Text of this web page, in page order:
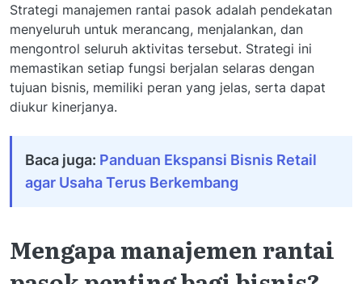
Strategi manajemen rantai pasok adalah pendekatan
menyeluruh untuk merancang, menjalankan, dan
mengontrol seluruh aktivitas tersebut. Strategi ini
memastikan setiap fungsi berjalan selaras dengan
tujuan bisnis, memiliki peran yang jelas, serta dapat
diukur kinerjanya.
Baca juga: Panduan Ekspansi Bisnis Retail
agar Usaha Terus Berkembang
Mengapa manajemen rantai